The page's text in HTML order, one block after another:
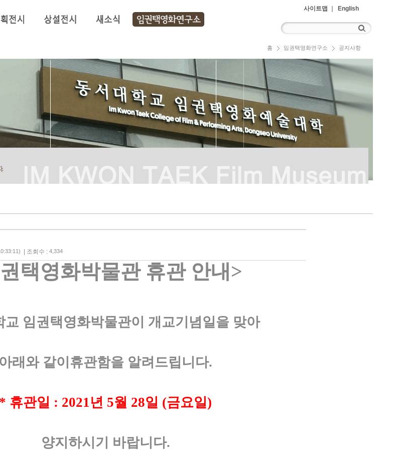
사이트맵 English
홈 임권택영화연구소 공지사항
| 조회수 : 4,334
택영화박물관 휴관 안내>
교 임권택영화박물관이 개교기념일을 맞아
아래와 같이휴관함을 알려드립니다.
* 휴관일 : 2021년 5월 28일 (금요일)
양지하시기 바랍니다.